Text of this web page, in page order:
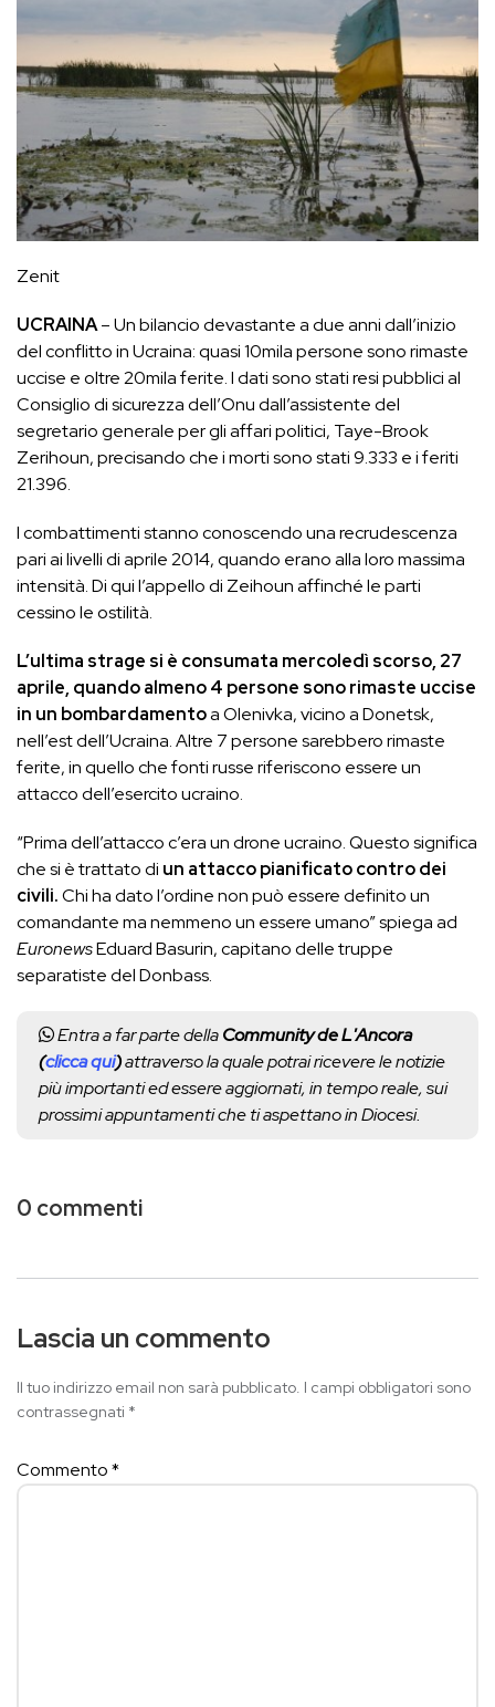
Zenit
UCRAINA– Un bilancio devastante a due anni dall’inizio
del conflitto in Ucraina: quasi 10mila persone sono rimaste
uccise e oltre 20mila ferite. I dati sono stati resi pubblici al
Consiglio di sicurezza dell’Onu dall’assistente del
segretario generale per gli affari politici, Taye-Brook
Zerihoun, precisando che i morti sono stati 9.333 e i feriti
21.396.
I combattimenti stanno conoscendo una recrudescenza
pari ai livelli di aprile 2014, quando erano alla loro massima
intensità. Di qui l’appello di Zeihoun affinché le parti
cessino le ostilità.
L’ultima strage si è consumata mercoledì scorso, 27
aprile, quando almeno 4 persone sono rimaste uccise
in un bombardamentoa Olenivka, vicino a Donetsk,
nell’est dell’Ucraina. Altre 7 persone sarebbero rimaste
ferite, in quello che fonti russe riferiscono essere un
attacco dell’esercito ucraino.
“Prima dell’attacco c’era un drone ucraino. Questo significa
che si è trattato di un attacco pianificato contro dei
civili.Chi ha dato l’ordine non può essere definito un
comandante ma nemmeno un essere umano” spiega ad
EuronewsEduard Basurin, capitano delle truppe
separatiste del Donbass.
Entra a far parte dellaCommunity de L'Ancora
(clicca qui)attraverso la quale potrai ricevere le notizie
più importanti ed essere aggiornati, in tempo reale, sui
prossimi appuntamenti che ti aspettano in Diocesi.
0 commenti
Lascia un commento
Il tuo indirizzo email non sarà pubblicato. I campi obbligatori sono
contrassegnati *
Commento*